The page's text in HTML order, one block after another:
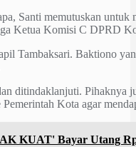
Santi memutuskan
Ketua Komisi C DPRD
Tambaksari. Baktiono
ditindaklanjuti. Pihaknya
Kota agar
KUAT' Bayar Utang